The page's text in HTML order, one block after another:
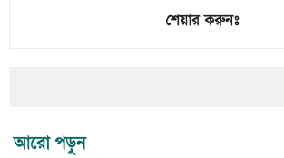
শেয়ার করুনঃ
আরো পড়ুন